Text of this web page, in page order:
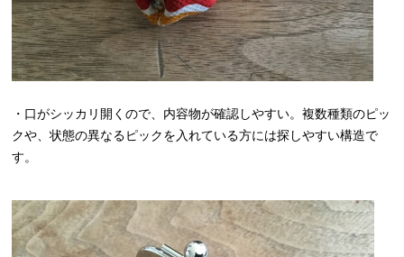
・口がシッカリ開くので、内容物が確認しやすい。複数種類のピッ
クや、状態の異なるピックを入れている方には探しやすい構造で
す。